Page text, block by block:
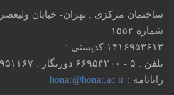
ساختمان مرکزی : تهران- خیابان ولیعصر،
شماره ۱۵۵۲
۱۴۱۶۹۵۳۶۱۳ كدپستي :
تلفن : ۵ - ۶۶۹۵۴۲۰۰ دورنگار : ۶۶۹۵۱۱۶۷
رایانامه :honar@honar.ac.ir